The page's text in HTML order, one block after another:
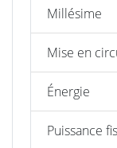
Millésime
Mise en
Énergie
Puissance